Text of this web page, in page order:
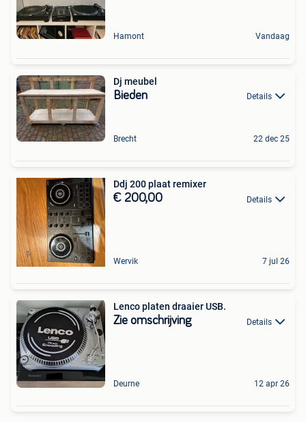
Hamont Vandaag
Dj meubel
Bieden Details
Brecht 22 dec 25
Ddj 200 plaat remixer
€ 200,00 Details
Wervik 7 jul 26
Lenco platen draaier USB.
Zie omschrijving Details
Deurne 12 apr 26